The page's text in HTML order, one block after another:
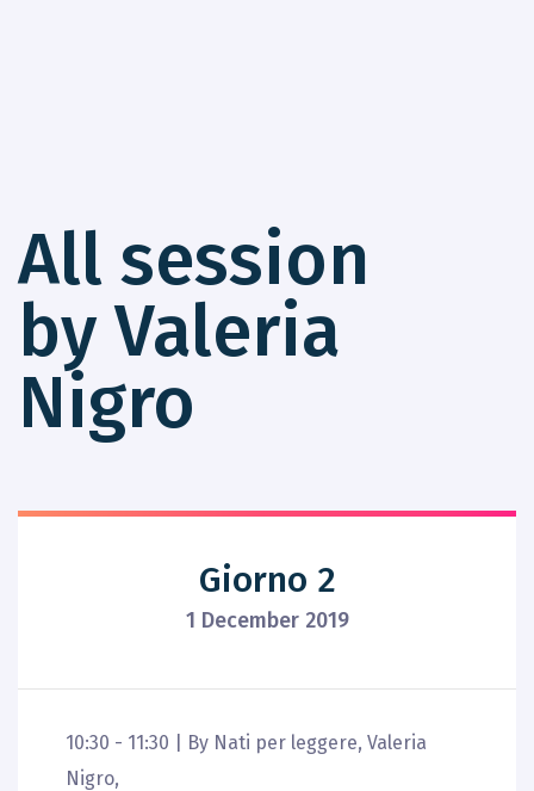
All session
by Valeria
Nigro
Giorno 2
1 December 2019
10:30 - 11:30 | By Nati per leggere, Valeria
Nigro,